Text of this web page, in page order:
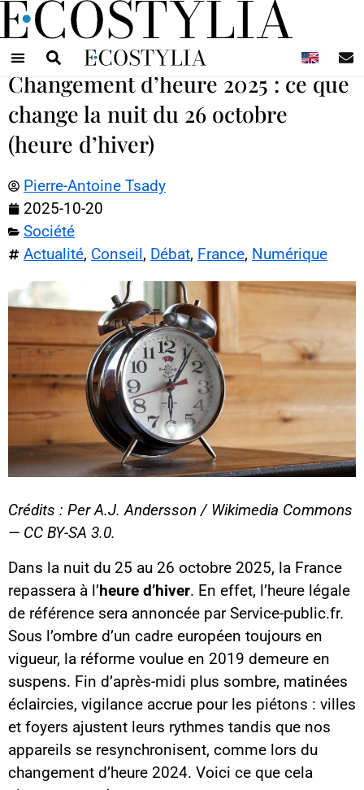
Changement d’heure 2025 : ce que
change la nuit du 26 octobre
(heure d’hiver)
Pierre-Antoine Tsady
2025-10-20
Société
Actualité, Conseil, Débat, France, Numérique
Crédits : Per A.J. Andersson / Wikimedia Commons
— CC BY-SA 3.0.
Dans la nuit du 25 au 26 octobre 2025, la France
repassera à l’heure d’hiver. En effet, l’heure légale
de référence sera annoncée par Service-public.fr.
Sous l’ombre d’un cadre européen toujours en
vigueur, la réforme voulue en 2019 demeure en
suspens. Fin d’après-midi plus sombre, matinées
éclaircies, vigilance accrue pour les piétons : villes
et foyers ajustent leurs rythmes tandis que nos
appareils se resynchronisent, comme lors du
changement d’heure 2024. Voici ce que cela